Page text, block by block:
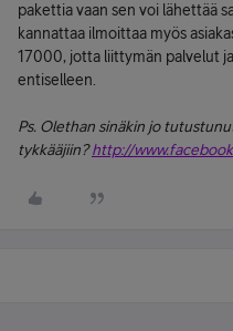
pakettia vaan sen voi lähettää
kannattaa ilmoittaa myös
17000, jotta liittymän palvelut
entiselleen.
Ps. Olethan sinäkin jo
tykkääjiin?http://